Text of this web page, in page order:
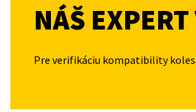
NÁŠ
Pre verifikáciu kompatibility